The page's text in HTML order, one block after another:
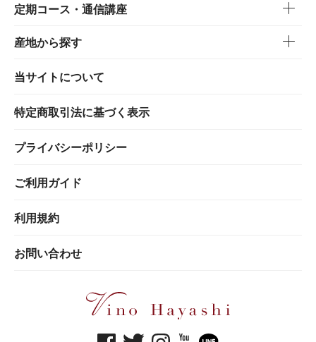
定期コース・通信講座
産地から探す
当サイトについて
特定商取引法に基づく表示
プライバシーポリシー
ご利用ガイド
利用規約
お問い合わせ